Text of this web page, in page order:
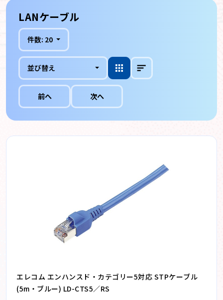
LANケーブル
件数: 20
並び替え
前へ 次へ
エレコム エンハンスド・カテゴリー5対応 STPケーブル
(5m・ブルー) LD-CTS5／RS